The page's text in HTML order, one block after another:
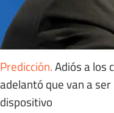
Predicción.Adiós a los
adelantó que van a
dispositivo